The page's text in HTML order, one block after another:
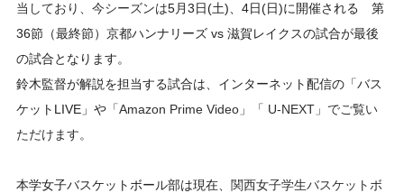
当しており、今シーズンは5月3日(土)、4日(日)に開催される 第
36節（最終節）京都ハンナリーズ vs 滋賀レイクスの試合が最後
の試合となります。
鈴木監督が解説を担当する試合は、インターネット配信の「バス
ケットLIVE」や「Amazon Prime Video」「 U-NEXT」でご覧い
ただけます。
本学女子バスケットボール部は現在、 関西女子学生バスケットボ